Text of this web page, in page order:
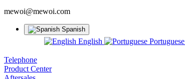
mewoi@mewoi.com
Spanish
English Portuguese
Telephone
Product Center